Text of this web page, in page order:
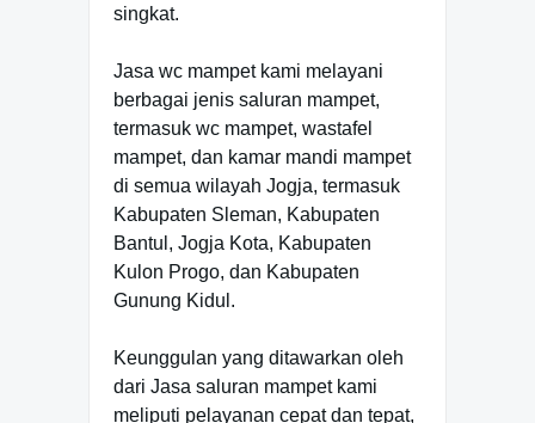
singkat.
Jasa wc mampet kami melayani
berbagai jenis saluran mampet,
termasuk wc mampet, wastafel
mampet, dan kamar mandi mampet
di semua wilayah Jogja, termasuk
Kabupaten Sleman, Kabupaten
Bantul, Jogja Kota, Kabupaten
Kulon Progo, dan Kabupaten
Gunung Kidul.
Keunggulan yang ditawarkan oleh
dari Jasa saluran mampet kami
meliputi pelayanan cepat dan tepat,